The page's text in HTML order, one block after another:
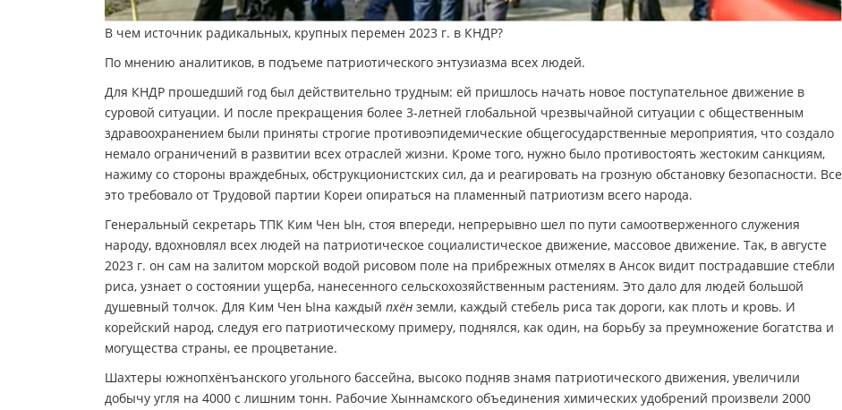
В чем источник радикальных, крупных перемен 2023 г. в КНДР?
По мнению аналитиков, в подъеме патриотического энтузиазма всех людей.
Для КНДР прошедший год был действительно трудным: ей пришлось начать новое поступательное движение в
суровой ситуации. И после прекращения более 3-летней глобальной чрезвычайной ситуации с общественным
здравоохранением были приняты строгие противоэпидемические общегосударственные мероприятия, что создало
немало ограничений в развитии всех отраслей жизни. Кроме того, нужно было противостоять жестоким санкциям,
нажиму со стороны враждебных, обструкционистских сил, да и реагировать на грозную обстановку безопасности. Все
это требовало от Трудовой партии Кореи опираться на пламенный патриотизм всего народа.
Генеральный секретарь ТПК Ким Чен Ын, стоя впереди, непрерывно шел по пути самоотверженного служения
народу, вдохновлял всех людей на патриотическое социалистическое движение, массовое движение. Так, в августе
2023 г. он сам на залитом морской водой рисовом поле на прибрежных отмелях в Ансок видит пострадавшие стебли
риса, узнает о состоянии ущерба, нанесенного сельскохозяйственным растениям. Это дало для людей большой
душевный толчок. Для Ким Чен Ына каждый пхён земли, каждый стебель риса так дороги, как плоть и кровь. И
корейский народ, следуя его патриотическому примеру, поднялся, как один, на борьбу за преумножение богатства и
могущества страны, ее процветание.
Шахтеры южнопхёнъанского угольного бассейна, высоко подняв знамя патриотического движения, увеличили
добычу угля на 4000 с лишним тонн. Рабочие Хыннамского объединения химических удобрений произвели 2000